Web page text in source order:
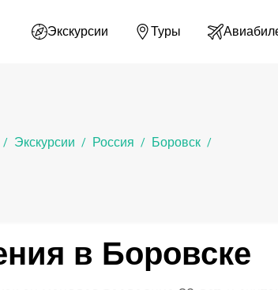
Экскурсии Туры
/ Экскурсии / Россия / Боровск /
в Боровске